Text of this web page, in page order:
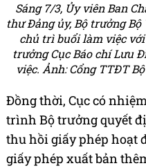
Sáng 7/3, Ủy viên Ban
thư Đảng ủy, Bộ trưởng
chủ trì buổi làm việc với
trưởng Cục Báo chí Lưu
việc. Ảnh: Cổng TTĐT
Đồng thời, Cục có
trình Bộ trưởng quyết
thu hồi giấy phép hoạt
giấy phép xuất bản